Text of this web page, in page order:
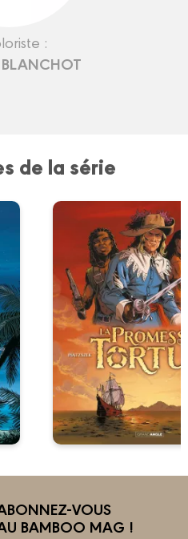
:
de la série
VOUS
BAMBOO MAG !